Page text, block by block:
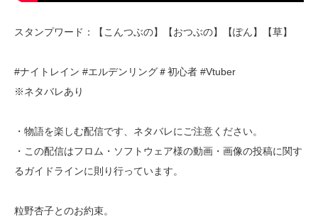
スタンプワード：【こんつぶの】【おつぶの】【ぽん】【草】
#ナイトレイン #エルデンリング＃初心者 #Vtuber
※ネタバレあり
・物語を楽しむ配信です、ネタバレにご注意ください。
・この配信はフロム・ソフトウェア様の動画・画像の投稿に関す
るガイドラインに則り行っています。
粒野杏子とのお約束。